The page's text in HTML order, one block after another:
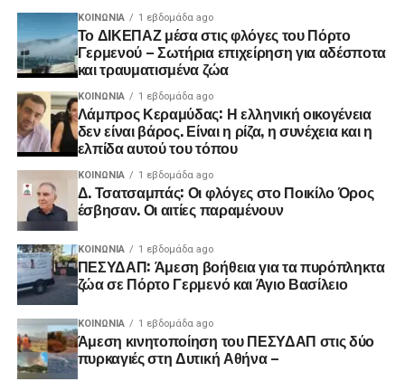
ΚΟΙΝΩΝΊΑ 1 εβδομάδα ago
Το ΔΙΚΕΠΑΖ μέσα στις φλόγες του Πόρτο
Γερμενού – Σωτήρια επιχείρηση για αδέσποτα
και τραυματισμένα ζώα
ΚΟΙΝΩΝΊΑ 1 εβδομάδα ago
Λάμπρος Κεραμύδας: Η ελληνική οικογένεια
δεν είναι βάρος. Είναι η ρίζα, η συνέχεια και η
ελπίδα αυτού του τόπου
ΚΟΙΝΩΝΊΑ 1 εβδομάδα ago
Δ. Τσατσαμπάς: Οι φλόγες στο Ποικίλο Όρος
έσβησαν. Οι αιτίες παραμένουν
ΚΟΙΝΩΝΊΑ 1 εβδομάδα ago
ΠΕΣΥΔΑΠ: Άμεση βοήθεια για τα πυρόπληκτα
ζώα σε Πόρτο Γερμενό και Άγιο Βασίλειο
ΚΟΙΝΩΝΊΑ 1 εβδομάδα ago
Άμεση κινητοποίηση του ΠΕΣΥΔΑΠ στις δύο
πυρκαγιές στη Δυτική Αθήνα –